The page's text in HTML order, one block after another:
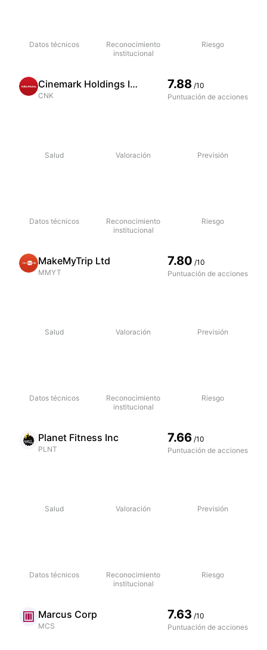
Datos técnicos
Reconocimiento
institucional
Riesgo
Cinemark Holdings Inc
CNK
7.88 /10
Puntuación de acciones
Salud Valoración Previsión
Datos técnicos
Reconocimiento
institucional
Riesgo
MakeMyTrip Ltd
MMYT
7.80 /10
Puntuación de acciones
Salud Valoración Previsión
Datos técnicos
Reconocimiento
institucional
Riesgo
Planet Fitness Inc
PLNT
7.66 /10
Puntuación de acciones
Salud Valoración Previsión
Datos técnicos
Reconocimiento
institucional
Riesgo
Marcus Corp
MCS
7.63 /10
Puntuación de acciones